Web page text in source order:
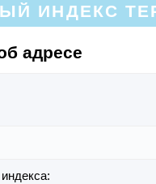
ИНДЕКС
адресе